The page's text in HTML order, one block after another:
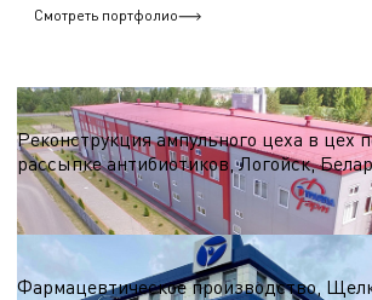
Смотреть портфолио
Фармацевтическая промышленность
Реконструкция ампульного цеха в цех
рассыпке антибиотиков, Логойск,
S = 1 728 м.кв.
Фармацевтическая промышленность
Фармацевтическое производство,